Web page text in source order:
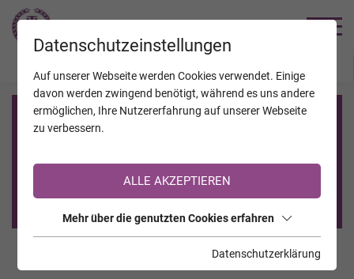
Registrierung auf TrauerHilfe.it
Sie sind noch nicht auf TrauerHilfe.it registriert?
>> zur kostenlosen Registrierung <<
Datenschutzeinstellungen
Auf unserer Webseite werden Cookies verwendet. Einige
davon werden zwingend benötigt, während es uns andere
ermöglichen, Ihre Nutzererfahrung auf unserer Webseite
zu verbessern.
ALLE AKZEPTIEREN
Mehr über die genutzten Cookies erfahren
Datenschutzerklärung
JAHRESTAGE KALENDER VERSTORBENE